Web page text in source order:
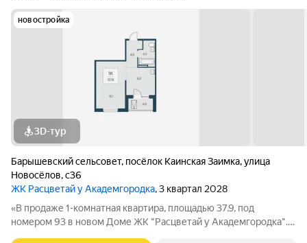
новостройка
3D-тур
Барышевский сельсовет, посёлок Каинская Заимка,улица
Новосёлов,с36
ЖК Расцветай у Академгородка, 3 квартал 2028
«В продаже 1-комнатная квартира, площадью 37.9, под
номером 93 в новом Доме ЖК "Расцветай у Академгородка".»